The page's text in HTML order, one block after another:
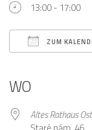
13:00 - 17:00
ZUM
WO
Altes Rathaus